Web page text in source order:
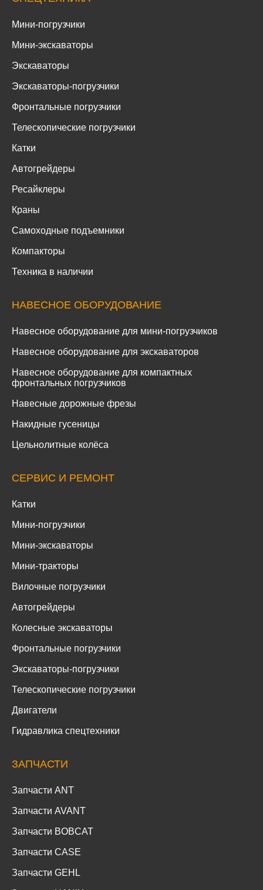
Мини-погрузчики
Мини-экскаваторы
Экскаваторы
Экскаваторы-погрузчики
Фронтальные погрузчики
Телескопические погрузчики
Катки
Автогрейдеры
Ресайклеры
Краны
Самоходные подъемники
Компакторы
Техника в наличии
НАВЕСНОЕ ОБОРУДОВАНИЕ
Навесное оборудование для мини-погрузчиков
Навесное оборудование для экскаваторов
Навесное оборудование для компактных
фронтальных погрузчиков
Навесные дорожные фрезы
Накидные гусеницы
Цельнолитные колёса
СЕРВИС И РЕМОНТ
Катки
Мини-погрузчики
Мини-экскаваторы
Мини-тракторы
Вилочные погрузчики
Автогрейдеры
Колесные экскаваторы
Фронтальные погрузчики
Экскаваторы-погрузчики
Телескопические погрузчики
Двигатели
Гидравлика спецтехники
ЗАПЧАСТИ
Запчасти ANT
Запчасти AVANT
Запчасти BOBCAT
Запчасти CASE
Запчасти GEHL